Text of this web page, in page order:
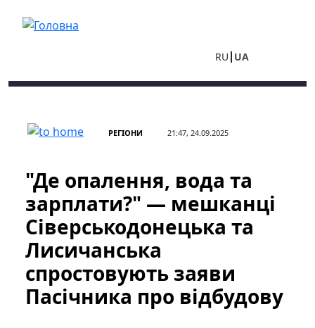
RU UA
РЕГІОНИ 21:47, 24.09.2025
"Де опалення, вода та
зарплати?" — мешканці
Сіверськодонецька та
Лисичанська
спростовують заяви
Пасічника про відбудову